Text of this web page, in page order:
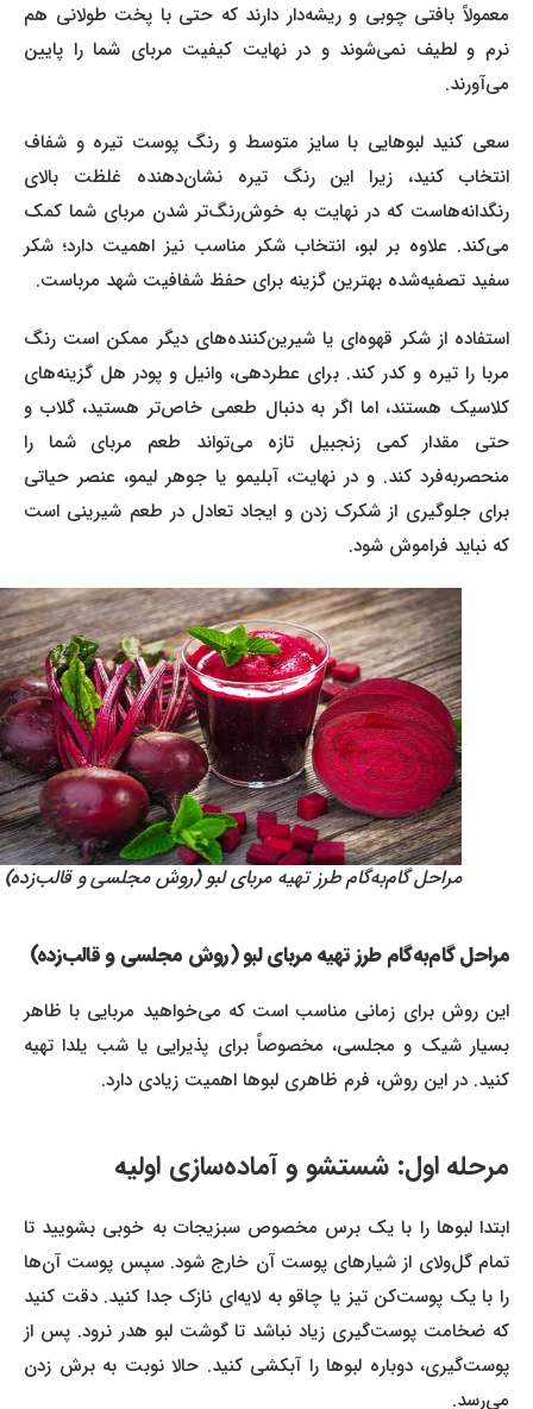
معمولاً بافتی چوبی و ریشه‌دار دارند که حتی با پخت طولانی هم
نرم و لطیف نمی‌شوند و در نهایت کیفیت مربای شما را پایین
می‌آورند.
سعی کنید لبوهایی با سایز متوسط و رنگ پوست تیره و شفاف
انتخاب کنید، زیرا این رنگ تیره نشان‌دهنده غلظت بالای
رنگدانه‌هاست که در نهایت به خوش‌رنگ‌تر شدن مربای شما کمک
می‌کند. علاوه بر لبو، انتخاب شکر مناسب نیز اهمیت دارد؛ شکر
سفید تصفیه‌شده بهترین گزینه برای حفظ شفافیت شهد مرباست.
استفاده از شکر قهوه‌ای یا شیرین‌کننده‌های دیگر ممکن است رنگ
مربا را تیره و کدر کند. برای عطردهی، وانیل و پودر هل گزینه‌های
کلاسیک هستند، اما اگر به دنبال طعمی خاص‌تر هستید، گلاب و
حتی مقدار کمی زنجبیل تازه می‌تواند طعم مربای شما را
منحصر‌به‌فرد کند. و در نهایت، آبلیمو یا جوهر لیمو، عنصر حیاتی
برای جلوگیری از شکرک زدن و ایجاد تعادل در طعم شیرینی است
که نباید فراموش شود.
مراحل گام‌به‌گام طرز تهیه مربای لبو (روش مجلسی و قالب‌زده)
مراحل گام‌به‌گام طرز تهیه مربای لبو (روش مجلسی و قالب‌زده)
این روش برای زمانی مناسب است که می‌خواهید مربایی با ظاهر
بسیار شیک و مجلسی، مخصوصاً برای پذیرایی یا شب یلدا تهیه
کنید. در این روش، فرم ظاهری لبوها اهمیت زیادی دارد.
مرحله اول: شستشو و آماده‌سازی اولیه
ابتدا لبوها را با یک برس مخصوص سبزیجات به خوبی بشویید تا
تمام گل‌ولای از شیارهای پوست آن خارج شود. سپس پوست آن‌ها
را با یک پوست‌کن تیز یا چاقو به لایه‌ای نازک جدا کنید. دقت کنید
که ضخامت پوست‌گیری زیاد نباشد تا گوشت لبو هدر نرود. پس از
پوست‌گیری، دوباره لبوها را آبکشی کنید. حالا نوبت به برش زدن
می‌رسد.